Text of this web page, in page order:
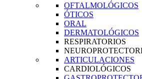
OFTALMOLÓGICOS
ÓTICOS
ORAL
DERMATOLÓGICOS
RESPIRATORIOS
ARTICULACIONES
CARDIOLÓGICOS